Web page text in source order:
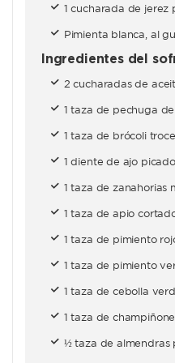
1 cucharada de jerez
Pimienta blanca, al
Ingredientes del
2 cucharadas de
1 taza de pechuga
1 taza de brócoli
1 diente de ajo picado
1 taza de zanahorias
1 taza de apio
1 taza de pimiento
1 taza de pimiento
1 taza de cebolla
1 taza de
½ taza de almendras